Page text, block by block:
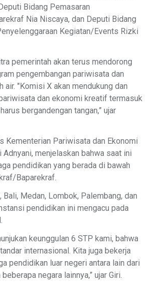
Bidang Pemasaran
Nia Niscaya, dan Deputi Bidang
Kegiatan/Events Rizki
pemerintah akan terus mendorong
pengembangan pariwisata dan
air. "Komisi X akan mendukung dan
dan ekonomi kreatif termasuk
bergandengan tangan,” ujar
Kementerian Pariwisata dan Ekonomi
Adnyani, menjelaskan bahwa saat ini
pendidikan yang berada di bawah
Baparekraf.
Bali, Medan, Lombok, Palembang, dan
pendidikan ini mengacu pada
keunggulan 6 STP kami, bahwa
internasional. Kita juga bekerja
pendidikan luar negeri antara lain dari
negara lainnya,” ujar Giri.